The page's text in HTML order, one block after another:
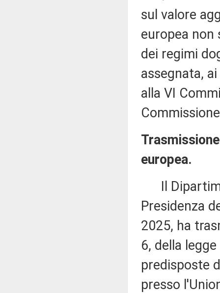
sul valore
europea
dei regimi
assegnata,
alla VI
europea.
Il
Presidenza
2025, ha
6, della
predisposte
presso